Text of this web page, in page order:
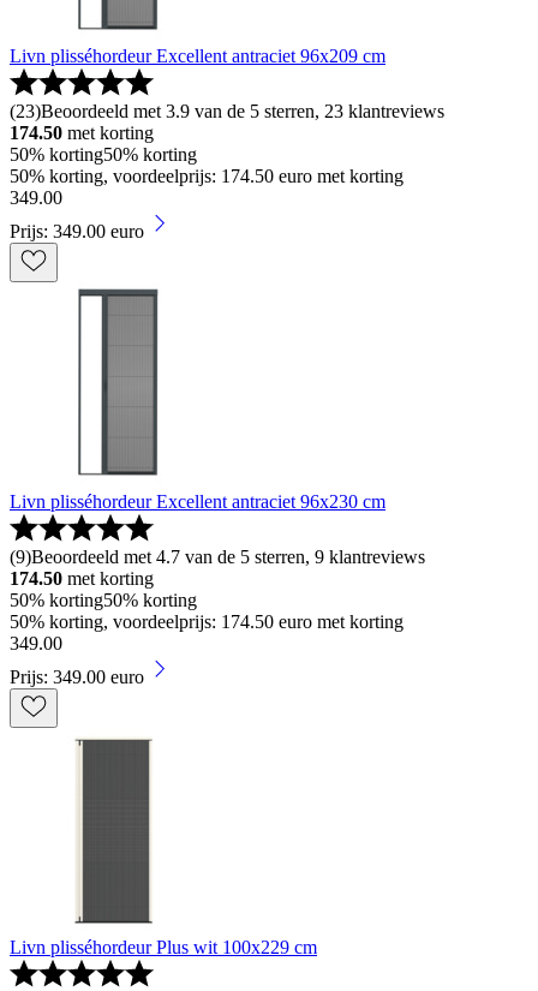
Livn plisséhordeur Excellent antraciet 96x209 cm
(23)Beoordeeld met 3.9 van de 5 sterren, 23 klantreviews
174.50 met korting
50% korting50% korting
50% korting, voordeelprijs: 174.50 euro met korting
349.00
Prijs: 349.00 euro
Livn plisséhordeur Excellent antraciet 96x230 cm
(9)Beoordeeld met 4.7 van de 5 sterren, 9 klantreviews
174.50 met korting
50% korting50% korting
50% korting, voordeelprijs: 174.50 euro met korting
349.00
Prijs: 349.00 euro
Livn plisséhordeur Plus wit 100x229 cm